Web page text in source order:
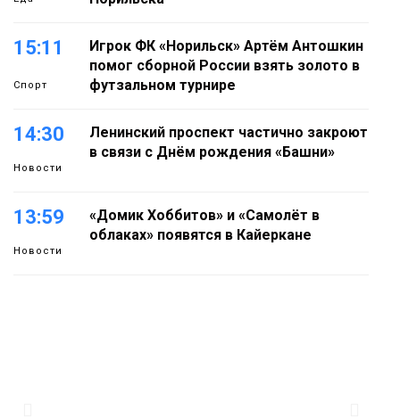
15:11
Спорт
Игрок ФК «Норильск» Артём Антошкин
помог сборной России взять золото в
футзальном турнире
14:30
Новости
Ленинский проспект частично закроют
в связи с Днём рождения «Башни»
13:59
Новости
«Домик Хоббитов» и «Самолёт в
облаках» появятся в Кайеркане